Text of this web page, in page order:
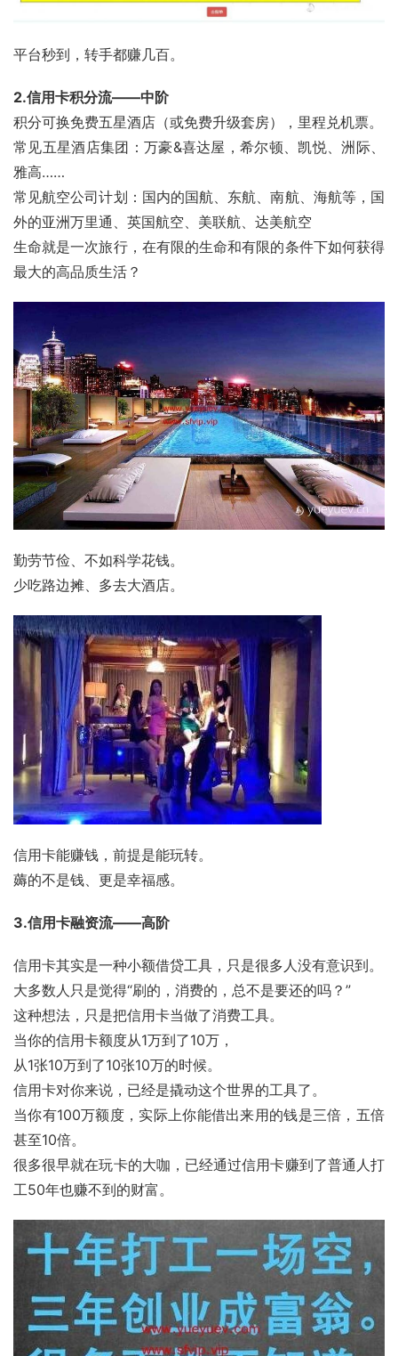
平台秒到，转手都赚几百。
2.信用卡积分流——中阶
积分可换免费五星酒店（或免费升级套房），里程兑机票。
常见五星酒店集团：万豪&喜达屋，希尔顿、凯悦、洲际、
雅高……
常见航空公司计划：国内的国航、东航、南航、海航等，国
外的亚洲万里通、英国航空、美联航、达美航空
生命就是一次旅行，在有限的生命和有限的条件下如何获得
最大的高品质生活？
勤劳节俭、不如科学花钱。
少吃路边摊、多去大酒店。
信用卡能赚钱，前提是能玩转。
薅的不是钱、更是幸福感。
3.信用卡融资流——高阶
信用卡其实是一种小额借贷工具，只是很多人没有意识到。
大多数人只是觉得“刷的，消费的，总不是要还的吗？”
这种想法，只是把信用卡当做了消费工具。
当你的信用卡额度从1万到了10万，
从1张10万到了10张10万的时候。
信用卡对你来说，已经是撬动这个世界的工具了。
当你有100万额度，实际上你能借出来用的钱是三倍，五倍
甚至10倍。
很多很早就在玩卡的大咖，已经通过信用卡赚到了普通人打
工50年也赚不到的财富。